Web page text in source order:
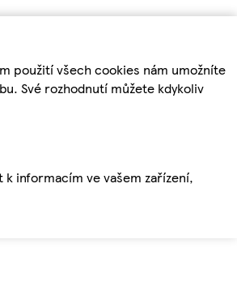
použití všech cookies nám umožníte
Své rozhodnutí můžete kdykoliv
informacím ve vašem zařízení,